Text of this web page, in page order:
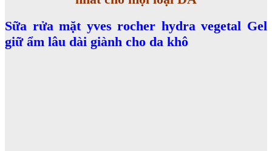
Sữa rửa mặt yves rocher hydra vegetal Gel
giữ ẩm lâu dài giành cho da khô